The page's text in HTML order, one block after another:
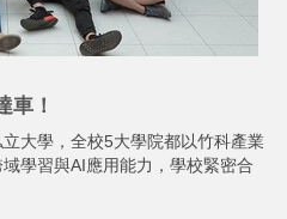
車！
大學，全校5大學院都以竹科產業
學習與AI應用能力，學校緊密合